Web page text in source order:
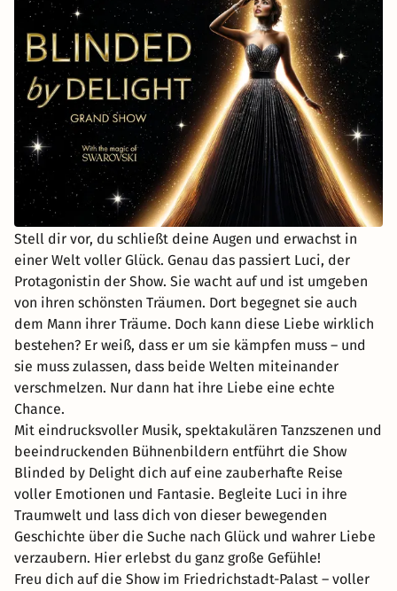
Stell dir vor, du schließt deine Augen und erwachst in
einer Welt voller Glück. Genau das passiert Luci, der
Protagonistin der Show. Sie wacht auf und ist umgeben
von ihren schönsten Träumen. Dort begegnet sie auch
dem Mann ihrer Träume. Doch kann diese Liebe wirklich
bestehen? Er weiß, dass er um sie kämpfen muss – und
sie muss zulassen, dass beide Welten miteinander
verschmelzen. Nur dann hat ihre Liebe eine echte
Chance.
Mit eindrucksvoller Musik, spektakulären Tanzszenen und
beeindruckenden Bühnenbildern entführt die Show
Blinded by Delight dich auf eine zauberhafte Reise
voller Emotionen und Fantasie. Begleite Luci in ihre
Traumwelt und lass dich von dieser bewegenden
Geschichte über die Suche nach Glück und wahrer Liebe
verzaubern. Hier erlebst du ganz große Gefühle!
Freu dich auf die Show im Friedrichstadt-Palast – voller